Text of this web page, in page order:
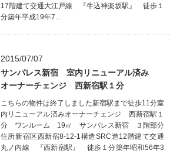
17階建て交通大江戸線 『牛込神楽坂駅』 徒歩１
分築年平成19年7...
2015/07/07
サンパレス新宿 室内リニューアル済み
オーナーチェンジ 西新宿駅１分
こちらの物件は終了しました新宿駅まで徒歩11分室
内リニューアル済みオーナーチェンジ 西新宿駅１
分 ワンルーム 19㎡ サンパレス新宿 ３階部分
住所新宿区西新宿8-12-1構造SRC造12階建て交通
丸ノ内線 『西新宿駅』 徒歩１分築年昭和56年3